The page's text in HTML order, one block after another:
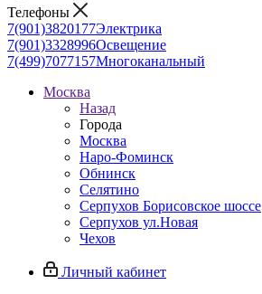
Телефоны
7(901)3820177Электрика
7(901)3328996Освещение
7(499)7077157Многоканальный
Москва
Назад
Города
Москва
Наро-Фоминск
Обнинск
Селятино
Серпухов Борисовское шоссе
Серпухов ул.Новая
Чехов
Личный кабинет